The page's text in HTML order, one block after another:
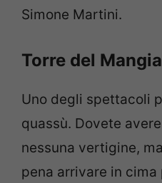
Simone Martini.
Torre del Mangia
Uno degli spettacoli
quassù. Dovete
nessuna vertigine,
pena arrivare in